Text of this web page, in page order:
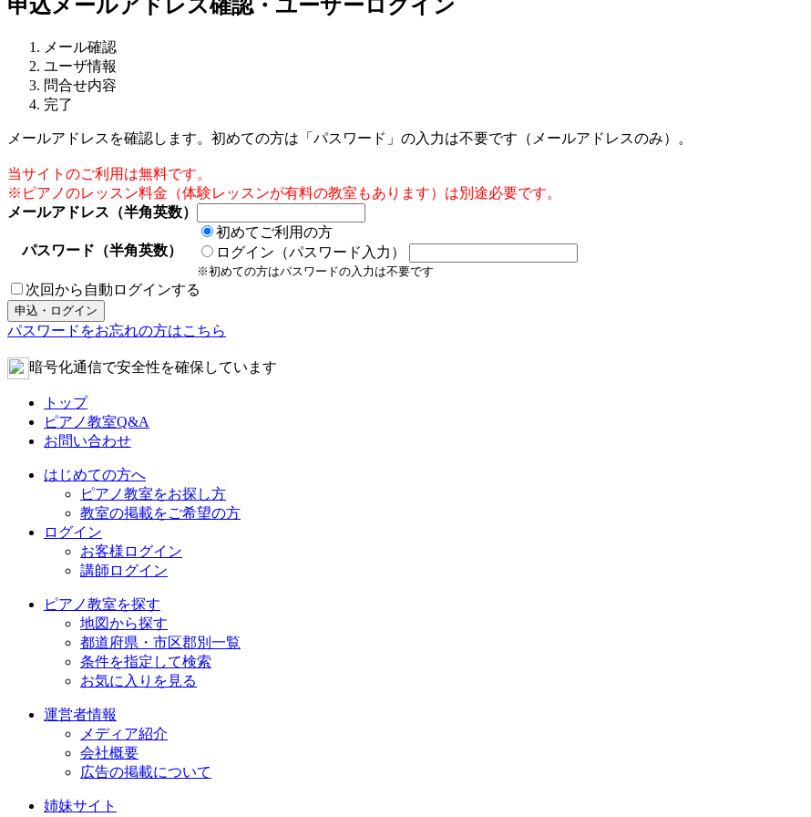
申込メールアドレス確認・ユーザーログイン
メール確認
ユーザ情報
問合せ内容
完了
メールアドレスを確認します。初めての方は「パスワード」の入力は不要です（メールアドレスのみ）。
当サイトのご利用は無料です。
※ピアノのレッスン料金（体験レッスンが有料の教室もあります）は別途必要です。
メールアドレス（半角英数）
パスワード（半角英数）
初めてご利用の方
ログイン（パスワード入力）
※初めての方はパスワードの入力は不要です
次回から自動ログインする
パスワードをお忘れの方はこちら
暗号化通信で安全性を確保しています
トップ
ピアノ教室Q&A
お問い合わせ
はじめての方へ
ピアノ教室をお探し方
教室の掲載をご希望の方
ログイン
お客様ログイン
講師ログイン
ピアノ教室を探す
地図から探す
都道府県・市区郡別一覧
条件を指定して検索
お気に入りを見る
運営者情報
メディア紹介
会社概要
広告の掲載について
姉妹サイト